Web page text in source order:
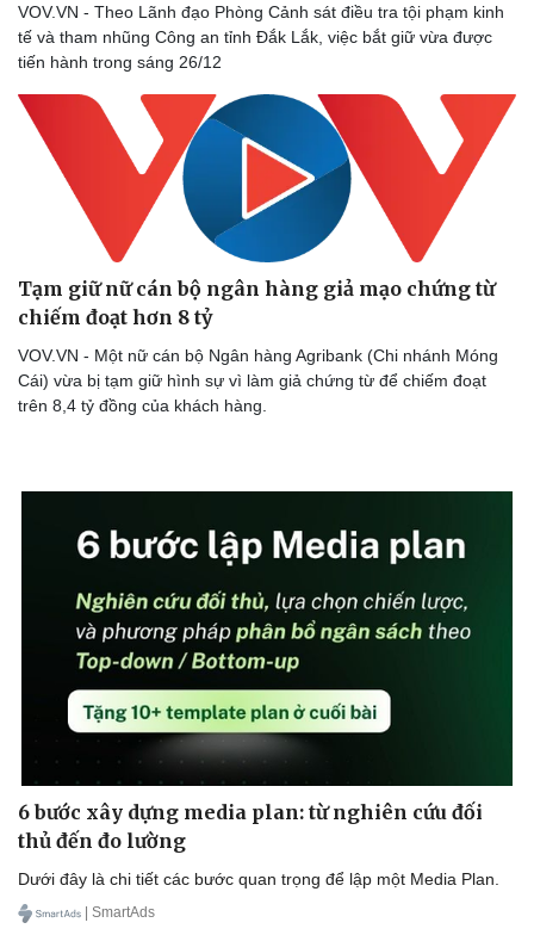
Sân khấu - Điện ảnh
Văn học
Nghệ sĩ
VOV.VN - Theo Lãnh đạo Phòng Cảnh sát điều tra tội phạm kinh
tế và tham nhũng Công an tỉnh Đắk Lắk, việc bắt giữ vừa được
tiến hành trong sáng 26/12
Tạm giữ nữ cán bộ ngân hàng giả mạo chứng từ
chiếm đoạt hơn 8 tỷ
VOV.VN - Một nữ cán bộ Ngân hàng Agribank (Chi nhánh Móng
Cái) vừa bị tạm giữ hình sự vì làm giả chứng từ để chiếm đoạt
trên 8,4 tỷ đồng của khách hàng.
6 bước xây dựng media plan: từ nghiên cứu đối
thủ đến đo lường
Dưới đây là chi tiết các bước quan trọng để lập một Media Plan.
| SmartAds